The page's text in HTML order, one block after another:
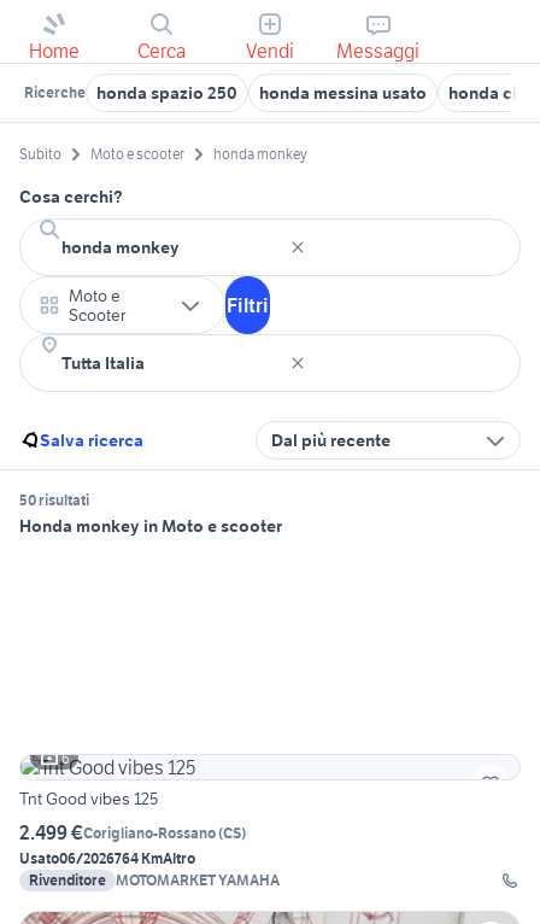
Home Cerca Vendi Messaggi
Ricerche honda spazio 250 honda messina usato honda
Subito Moto e scooter honda monkey
Cosa cerchi?
Moto e
Scooter
Filtri
Salva ricerca Dal più recente
50 risultati
Honda monkey in Moto e scooter
6
Tnt Good vibes 125
2.499 €Corigliano-Rossano(CS)
Usato06/2026764 KmAltro
Rivenditore MOTOMARKET YAMAHA